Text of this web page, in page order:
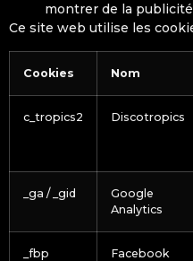
montrer de la
Ce site web utilise les
Cookies Nom
c_tropics2 Discotropics
_ga / _gid
Google
Analytics
_fbp Facebook